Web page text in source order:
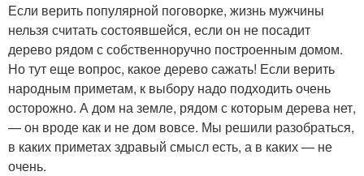
Если верить популярной поговорке, жизнь мужчины
нельзя считать состоявшейся, если он не посадит
дерево рядом с собственноручно построенным домом.
Но тут еще вопрос, какое дерево сажать! Если верить
народным приметам, к выбору надо подходить очень
осторожно. А дом на земле, рядом с которым дерева нет,
— он вроде как и не дом вовсе. Мы решили разобраться,
в каких приметах здравый смысл есть, а в каких — не
очень.